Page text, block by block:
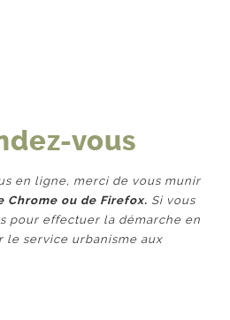
vous
en ligne, merci de vous munir
Chrome ou de Firefox. Si vous
pour effectuer la démarche en
le service urbanisme aux